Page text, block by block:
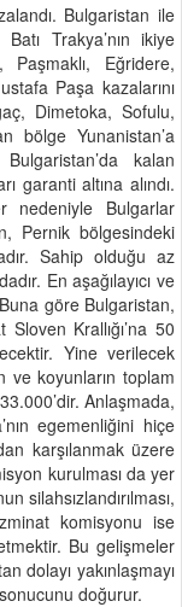
Bulgaristan ile
Trakya’nın ikiye
Eğridere,
Paşa kazalarını
Dimetoka, Sofulu,
bölge Yunanistan’a
kalan
garanti altına alındı.
nedeniyle Bulgarlar
Pernik bölgesindeki
Sahip olduğu az
En aşağılayıcı ve
Buna göre Bulgaristan,
Krallığı’na 50
Yine verilecek
ve koyunların toplam
Anlaşmada,
egemenliğini hiçe
karşılanmak üzere
kurulması da yer
silahsızlandırılması,
komisyonu ise
Bu gelişmeler
dolayı yakınlaşmayı
doğurur.